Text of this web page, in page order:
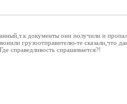
документы они получили и
грузоотправителю-те сказали,что
справедливость спрашивается?!